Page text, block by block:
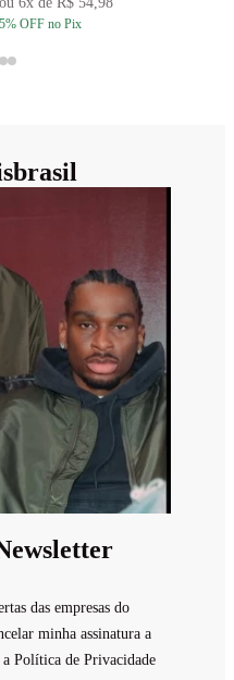
5% OFF no Pix
das empresas do
minha assinatura a
Política de Privacidade